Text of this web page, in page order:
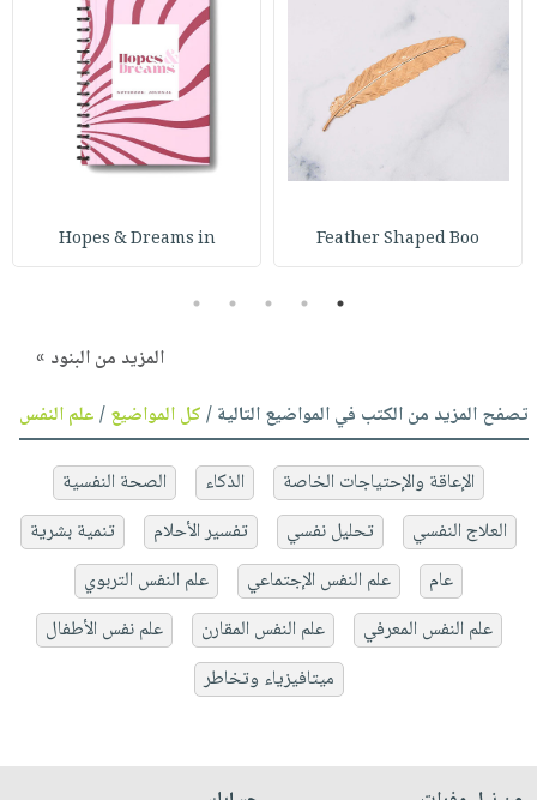
Feather Shaped Boo
Hopes & Dreams in
1
2
3
4
5
المزيد من البنود »
تصفح المزيد من الكتب في المواضيع التالية /كل المواضيع/علم النفس
الإعاقة والإحتياجات الخاصة الذكاء
الصحة النفسية
العلاج النفسي
تحليل نفسي تفسير الأحلام
تنمية بشرية
عام
علم النفس الإجتماعي
علم النفس التربوي
علم النفس المعرفي
علم النفس المقارن
علم نفس الأطفال
ميتافيزياء وتخاطر